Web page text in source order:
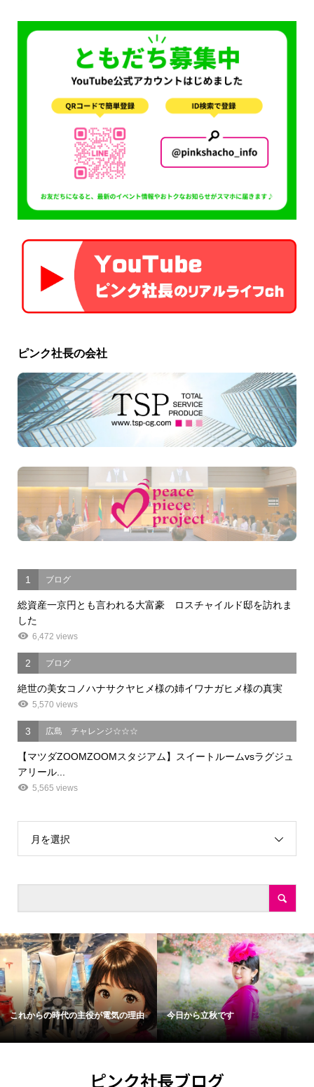
ピンク社長の会社
1 ブログ
総資産一京円とも言われる大富豪 ロスチャイルド邸を訪れま
した
6,472 views
2 ブログ
絶世の美女コノハナサクヤヒメ様の姉イワナガヒメ様の真実
5,570 views
3 広島 チャレンジ☆☆☆
【マツダZOOMZOOMスタジアム】スイートルームvsラグジュ
アリール...
5,565 views
月を選択
これからの時代の主役が電気の理由 今日から立秋です
ピンク社長ブログ